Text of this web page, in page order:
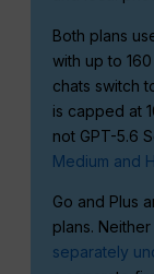
Both plans
with up to
chats switch
is capped at
not GPT-5.6
Medium and
Go and Plus
plans.
separately